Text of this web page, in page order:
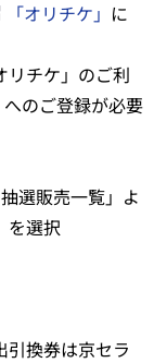
「オリチケ」 に
リチケ」のご利
のご登録が必要
選販売一覧」よ
を選択
引換券は京セラ